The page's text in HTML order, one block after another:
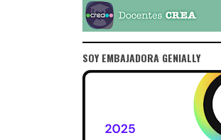
SOY EMBAJADORA GENIALLY